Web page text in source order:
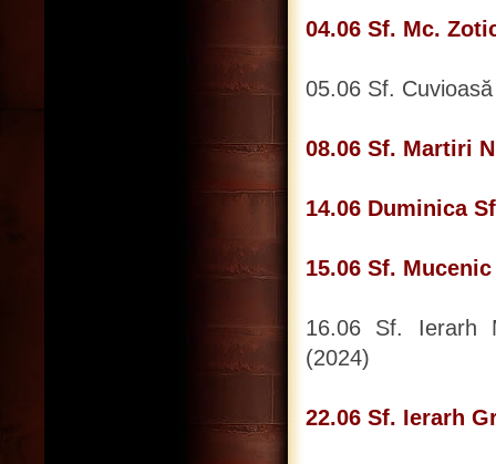
04.06 Sf. Mc.
05.06 Sf.
08.06 Sf. Martiri
14.06 Duminica
15.06 Sf.
16.06 Sf. Ierarh
(2024)
22.06 Sf. Ierarh